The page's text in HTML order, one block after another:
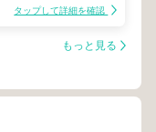
タップして詳細を確認
もっと見る